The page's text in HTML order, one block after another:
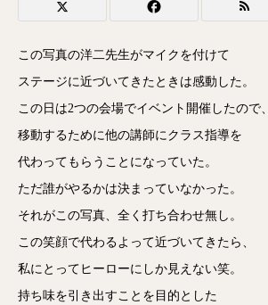
この写真の洋二先生がマイクを付けて
ステージに近づいてきたときは感動した。
この日は2つの会場でイベント開催したので、
移動するために他の講師にクラス指導を
代わってもらうことになっていた。
ただ誰がやるかは決まっていなかった。
それがこの写真、全く打ち合わせ無し。
この笑顔で代わるよって近づいてきたら、
私にとってヒーローにしか見えない笑。
持ち味を引き出すことを目的とした